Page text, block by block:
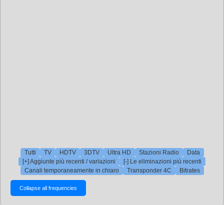
Tutti TV HDTV 3DTV Ultra HD Stazioni Radio
Data
[+] Aggiunte più recenti / variazioni
[-] Le eliminazioni più recenti
Canali temporaneamente in chiaro
Transponder 4C Bitrates